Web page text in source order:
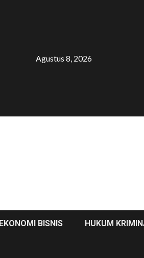
Agustus 8, 2026
EKONOMI BISNIS HUKUM